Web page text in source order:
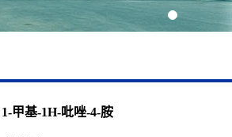
1-甲基-1H-吡唑-4-胺